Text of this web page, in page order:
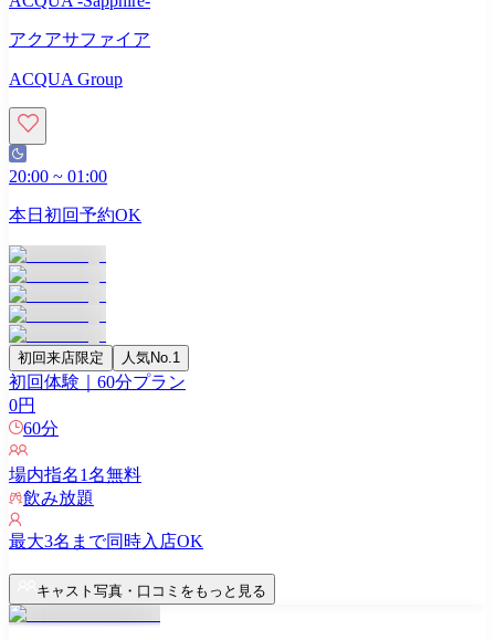
アクアサファイア
ACQUA Group
20:00 ~ 01:00
本日初回予約OK
初回来店限定 人気No.1
初回体験｜60分プラン
0円
60分
場内指名1名無料
飲み放題
最大3名まで同時入店OK
キャスト写真・口コミをもっと見る